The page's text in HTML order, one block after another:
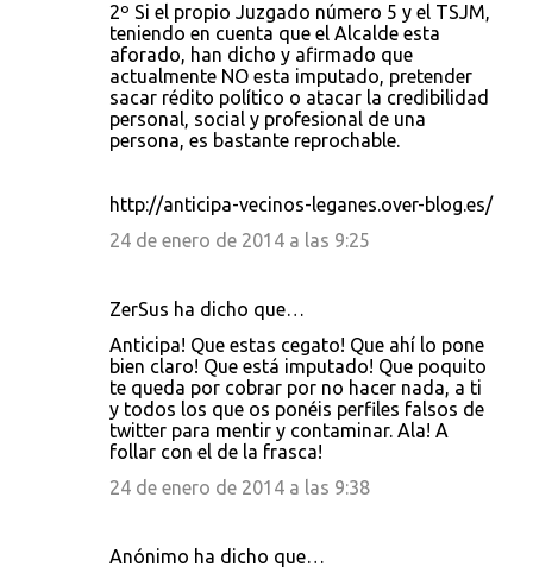
2º Si el propio Juzgado número 5 y el TSJM,
teniendo en cuenta que el Alcalde esta
aforado, han dicho y afirmado que
actualmente NO esta imputado, pretender
sacar rédito político o atacar la credibilidad
personal, social y profesional de una
persona, es bastante reprochable.
http://anticipa-vecinos-leganes.over-blog.es/
24 de enero de 2014 a las 9:25
ZerSus ha dicho que…
Anticipa! Que estas cegato! Que ahí lo pone
bien claro! Que está imputado! Que poquito
te queda por cobrar por no hacer nada, a ti
y todos los que os ponéis perfiles falsos de
twitter para mentir y contaminar. Ala! A
follar con el de la frasca!
24 de enero de 2014 a las 9:38
Anónimo ha dicho que…